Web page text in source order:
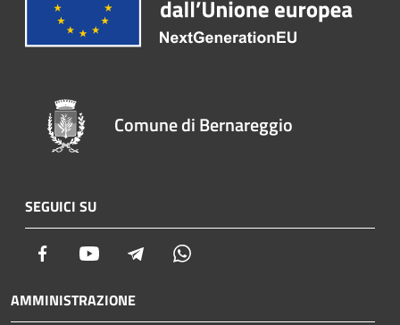
Comune di Bernareggio
SEGUICI SU
Facebook Youtube Telegram
AMMINISTRAZIONE